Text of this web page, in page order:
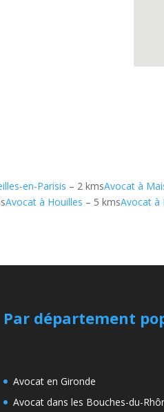
en-Parisis – 2 kmsAvocat à
Avocat à Houilles – 5 kmsAvocat à
Par département
Avocat en Gironde
Avocat dans les Bouches-du-